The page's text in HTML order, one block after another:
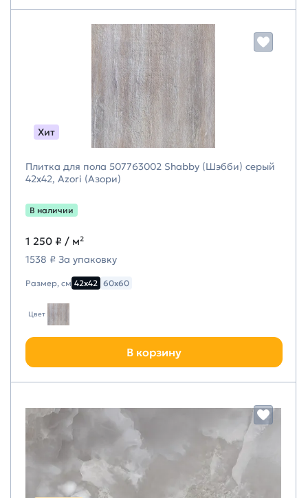
Хит
Плитка для пола 507763002 Shabby (Шэбби) серый
42х42, Azori (Азори)
В наличии
1 250 ₽ / м²
1538 ₽ За упаковку
Размер, см 42х42 60х60
Цвет
В корзину